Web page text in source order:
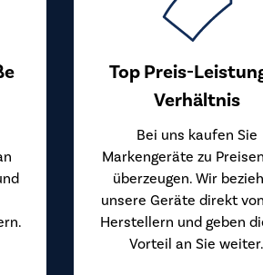
Top Preis-
Verhältnis
Bei uns kaufen Sie
Markengeräte zu
überzeugen. Wir
unsere Geräte direkt
Herstellern und geben
Vorteil an Sie weiter.